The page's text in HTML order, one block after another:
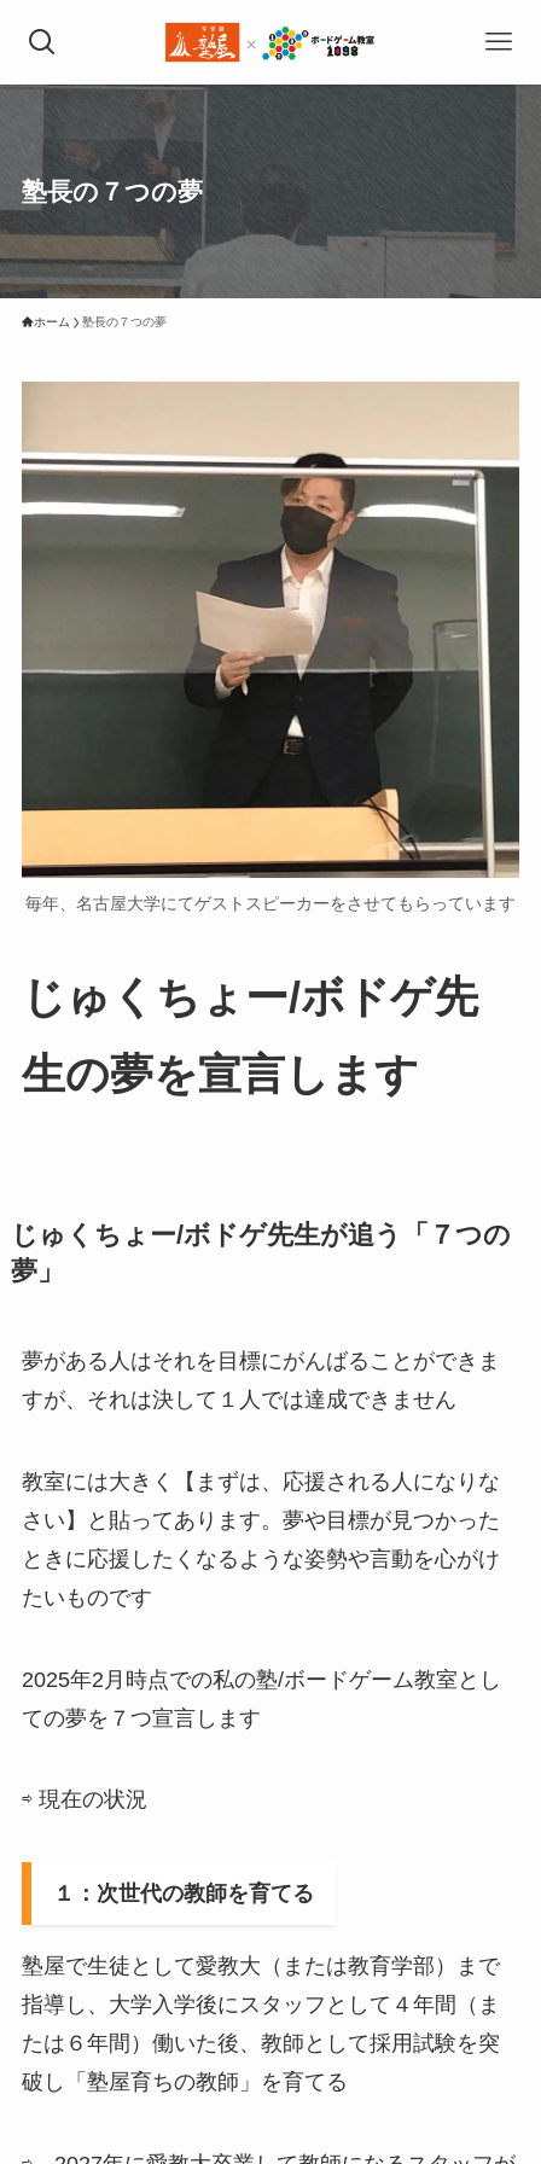
塾長の７つの夢
ホーム 塾長の７つの夢
毎年、名古屋大学にてゲストスピーカーをさせてもらっています
じゅくちょー/ボドゲ先
生の夢を宣言します
じゅくちょー/ボドゲ先生が追う「７つの
夢」
夢がある人はそれを目標にがんばることができま
すが、それは決して１人では達成できません
教室には大きく【まずは、応援される人になりな
さい】と貼ってあります。夢や目標が見つかった
ときに応援したくなるような姿勢や言動を心がけ
たいものです
2025年2月時点での私の塾/ボードゲーム教室とし
ての夢を７つ宣言します
⇨ 現在の状況
１：次世代の教師を育てる
塾屋で生徒として愛教大（または教育学部）まで
指導し、大学入学後にスタッフとして４年間（ま
たは６年間）働いた後、教師として採用試験を突
破し「塾屋育ちの教師」を育てる